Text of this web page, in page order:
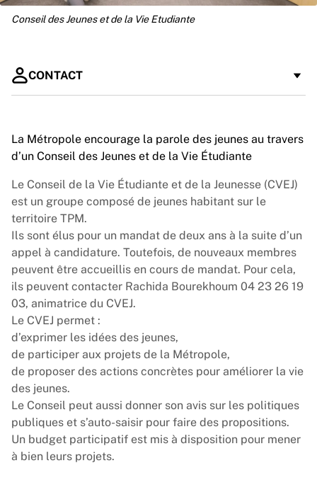
Conseil des Jeunes et de la Vie Etudiante
CONTACT
Service Jeunesse et Proximité
rachida.bourekhoum@metropoletpm.fr
04 23 26 19 03
La Métropole encourage la parole des jeunes au travers
d’un Conseil des Jeunes et de la Vie Étudiante
Le Conseil de la Vie Étudiante et de la Jeunesse (CVEJ)
est un groupe composé de jeunes habitant sur le
territoire TPM.
Ils sont élus pour un mandat de deux ans à la suite d’un
appel à candidature. Toutefois, de nouveaux membres
peuvent être accueillis en cours de mandat. Pour cela,
ils peuvent contacter Rachida Bourekhoum 04 23 26 19
03, animatrice du CVEJ.
Le CVEJ permet :
d’exprimer les idées des jeunes,
de participer aux projets de la Métropole,
de proposer des actions concrètes pour améliorer la vie
des jeunes.
Le Conseil peut aussi donner son avis sur les politiques
publiques et s’auto-saisir pour faire des propositions.
Un budget participatif est mis à disposition pour mener
à bien leurs projets.